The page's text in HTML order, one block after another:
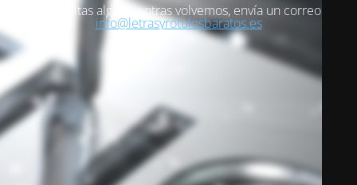
Si necesitas algo mientras volvemos, envía un correo a
info@letrasyrotulosbaratos.es